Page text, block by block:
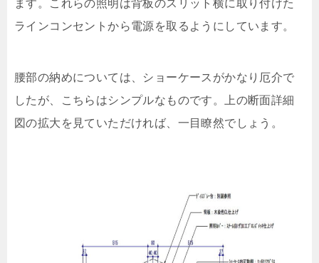
ます。これらの照明は背板のスリット横に取り付けた
ラインコンセントから電源を取るようにしています。
腰部の納めについては、ショーケースがかなり厄介で
したが、こちらはシンプルなものです。上の断面詳細
図の拡大を見ていただければ、一目瞭然でしょう。